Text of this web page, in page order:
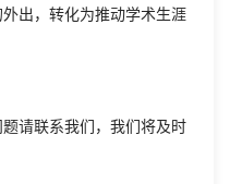
出，转化为推动学术生涯
请联系我们，我们将及时